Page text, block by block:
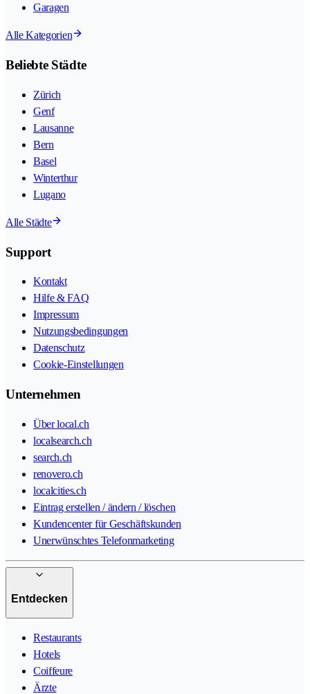
Garagen
Alle Kategorien
Beliebte Städte
Zürich
Genf
Lausanne
Bern
Basel
Winterthur
Lugano
Alle Städte
Support
Kontakt
Hilfe & FAQ
Impressum
Nutzungsbedingungen
Datenschutz
Cookie-Einstellungen
Unternehmen
Über local.ch
localsearch.ch
search.ch
renovero.ch
localcities.ch
Eintrag erstellen / ändern / löschen
Kundencenter für Geschäftskunden
Unerwünschtes Telefonmarketing
Entdecken
Restaurants
Hotels
Coiffeure
Ärzte